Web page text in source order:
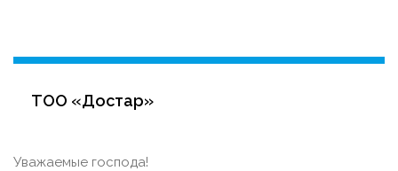
ТОО «Достар»
Уважаемые господа!